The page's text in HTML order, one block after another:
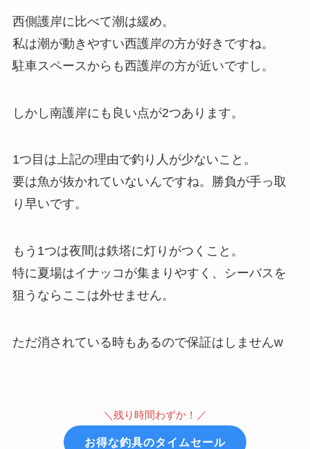
西側護岸に比べて潮は緩め。
私は潮が動きやすい西護岸の方が好きですね。
駐車スペースからも西護岸の方が近いですし。
しかし南護岸にも良い点が2つあります。
1つ目は上記の理由で釣り人が少ないこと。
要は魚が抜かれていないんですね。勝負が手っ取
り早いです。
もう1つは夜間は鉄塔に灯りがつくこと。
特に夏場はイナッコが集まりやすく、シーバスを
狙うならここは外せません。
ただ消されている時もあるので保証はしませんw
＼残り時間わずか！／
お得な釣具のタイムセール